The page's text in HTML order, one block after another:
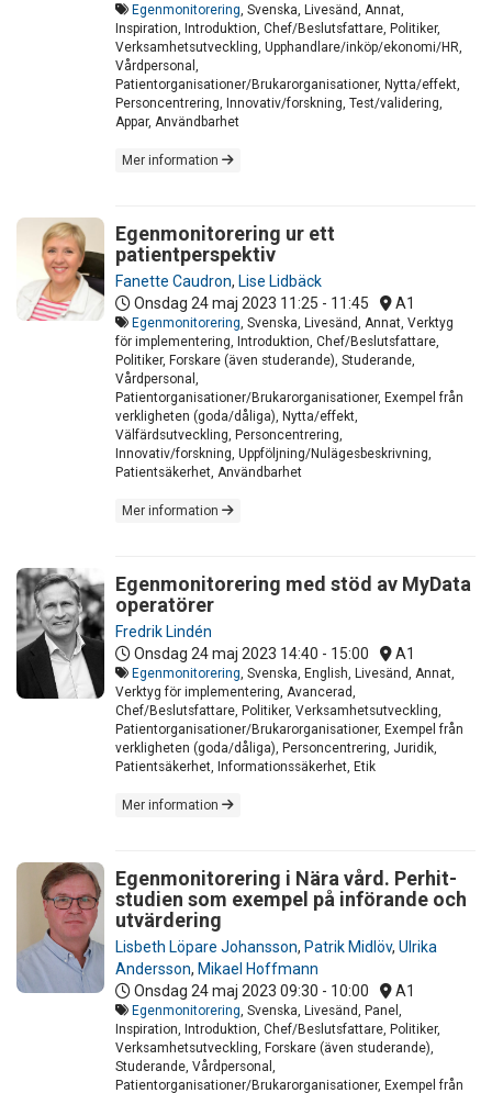
Egenmonitorering , Svenska, Livesänd, Annat,
Inspiration, Introduktion, Chef/Beslutsfattare, Politiker,
Verksamhetsutveckling, Upphandlare/inköp/ekonomi/HR,
Vårdpersonal,
Patientorganisationer/Brukarorganisationer, Nytta/effekt,
Personcentrering, Innovativ/forskning, Test/validering,
Appar, Användbarhet
Mer information
Egenmonitorering ur ett
patientperspektiv
Fanette Caudron, Lise Lidbäck
Onsdag 24 maj 2023 11:25 - 11:45 A1
Egenmonitorering , Svenska, Livesänd, Annat, Verktyg
för implementering, Introduktion, Chef/Beslutsfattare,
Politiker, Forskare (även studerande), Studerande,
Vårdpersonal,
Patientorganisationer/Brukarorganisationer, Exempel från
verkligheten (goda/dåliga), Nytta/effekt,
Välfärdsutveckling, Personcentrering,
Innovativ/forskning, Uppföljning/Nulägesbeskrivning,
Patientsäkerhet, Användbarhet
Mer information
Egenmonitorering med stöd av MyData
operatörer
Fredrik Lindén
Onsdag 24 maj 2023 14:40 - 15:00 A1
Egenmonitorering , Svenska, English, Livesänd, Annat,
Verktyg för implementering, Avancerad,
Chef/Beslutsfattare, Politiker, Verksamhetsutveckling,
Patientorganisationer/Brukarorganisationer, Exempel från
verkligheten (goda/dåliga), Personcentrering, Juridik,
Patientsäkerhet, Informationssäkerhet, Etik
Mer information
Egenmonitorering i Nära vård. Perhit-
studien som exempel på införande och
utvärdering
Lisbeth Löpare Johansson, Patrik Midlöv, Ulrika
Andersson, Mikael Hoffmann
Onsdag 24 maj 2023 09:30 - 10:00 A1
Egenmonitorering , Svenska, Livesänd, Panel,
Inspiration, Introduktion, Chef/Beslutsfattare, Politiker,
Verksamhetsutveckling, Forskare (även studerande),
Studerande, Vårdpersonal,
Patientorganisationer/Brukarorganisationer, Exempel från